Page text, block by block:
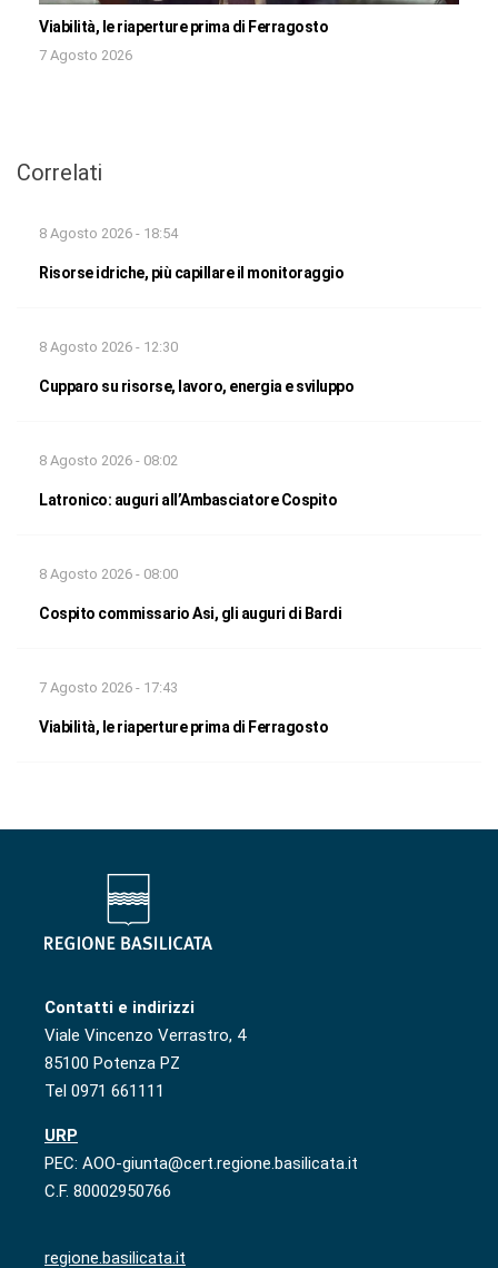
Viabilità, le riaperture prima di Ferragosto
7 Agosto 2026
Correlati
8 Agosto 2026 - 18:54
Risorse idriche, più capillare il monitoraggio
8 Agosto 2026 - 12:30
Cupparo su risorse, lavoro, energia e sviluppo
8 Agosto 2026 - 08:02
Latronico: auguri all’Ambasciatore Cospito
8 Agosto 2026 - 08:00
Cospito commissario Asi, gli auguri di Bardi
7 Agosto 2026 - 17:43
Viabilità, le riaperture prima di Ferragosto
Contatti e indirizzi
Viale Vincenzo Verrastro, 4
85100 Potenza PZ
Tel 0971 661111
URP
PEC: AOO-giunta@cert.regione.basilicata.it
C.F. 80002950766
regione.basilicata.it